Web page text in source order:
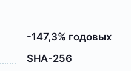
-147,3% годовых
SHA-256